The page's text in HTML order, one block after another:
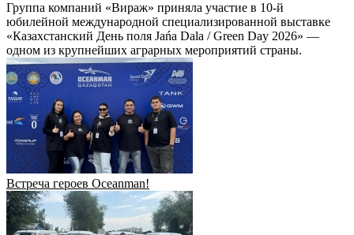
Группа компаний «Вираж» приняла участие в 10-й
юбилейной международной специализированной выставке
«Казахстанский День поля Jańa Dala / Green Day 2026» —
одном из крупнейших аграрных мероприятий страны.
Встреча героев Oceanman!